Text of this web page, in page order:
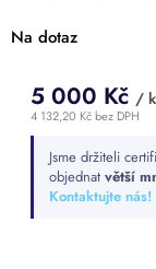
Na dotaz
5 000 Kč /
4 132,20 Kč bez DPH
cena:Jsme držiteli
objednat větší
Kontaktujte nás!